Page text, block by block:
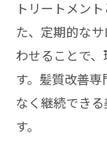
トリートメン
た、定期的な
わせることで
す。髪質改善
なく継続でき
す。